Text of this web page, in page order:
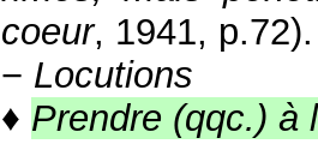
coeur, 1941, p.72).
− Locutions
♦ Prendre (qqc.) à